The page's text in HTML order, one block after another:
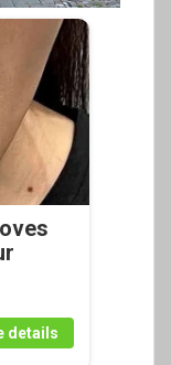
details